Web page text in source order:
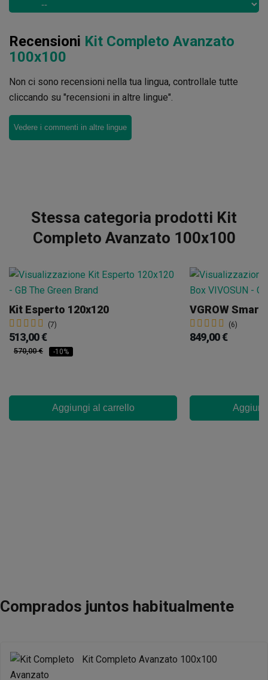
Recensioni Kit Completo Avanzato
100x100
Non ci sono recensioni nella tua lingua, controllale tutte
cliccando su "recensioni in altre lingue".
Vedere i commenti in altre lingue
Stessa categoria prodotti Kit
Completo Avanzato 100x100
Kit Esperto 120x120
(7)
513,00 €
570,00 € -10%
Aggiungi al carrello
(6)
849,00 €
Comprados juntos habitualmente
Kit Completo Avanzato 100x100